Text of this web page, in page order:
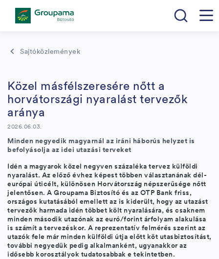
Sajtóközlemények
Közel másfélszeresére nőtt a
horvátországi nyaralást tervezők
aránya
2026.06.03.
Minden negyedik magyarnál az iráni háborús helyzet is
befolyásolja az idei utazási terveket
Idén a magyarok közel negyven százaléka tervez külföldi
nyaralást. Az előző évhez képest többen választanának dél-
európai úticélt, különösen Horvátország népszerűsége nőtt
jelentősen. A Groupama Biztosító és az OTP Bank friss,
országos kutatásából emellett az is kiderült, hogy az utazást
tervezők harmada idén többet költ nyaralására, és csaknem
minden második utazónak az euró/forint árfolyam alakulása
is számít a tervezéskor. A reprezentatív felmérés szerint az
utazók fele már minden külföldi útja előtt köt utasbiztosítást,
további negyedük pedig alkalmanként, ugyanakkor az
idősebb korosztályok tudatosabbak e tekintetben.